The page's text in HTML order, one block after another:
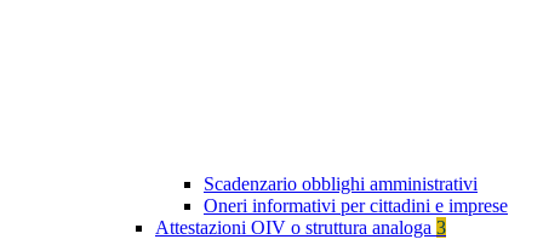
Scadenzario obblighi amministrativi
Oneri informativi per cittadini e imprese
Attestazioni OIV o struttura analoga 3